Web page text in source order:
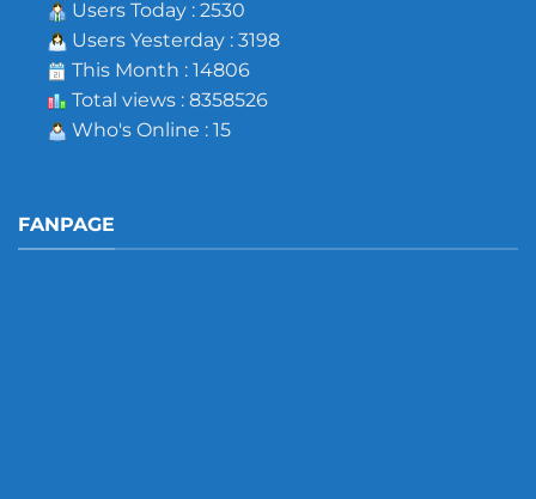
Users Today : 2530
Users Yesterday : 3198
This Month : 14806
Total views : 8358526
Who's Online : 15
FANPAGE